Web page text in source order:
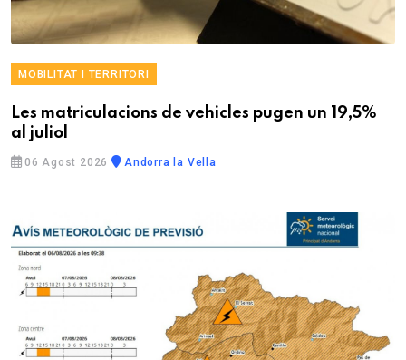
MOBILITAT I TERRITORI
Les matriculacions de vehicles pugen un 19,5%
al juliol
06 Agost 2026 Andorra la Vella